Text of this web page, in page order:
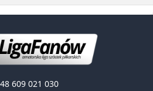
609 021 030